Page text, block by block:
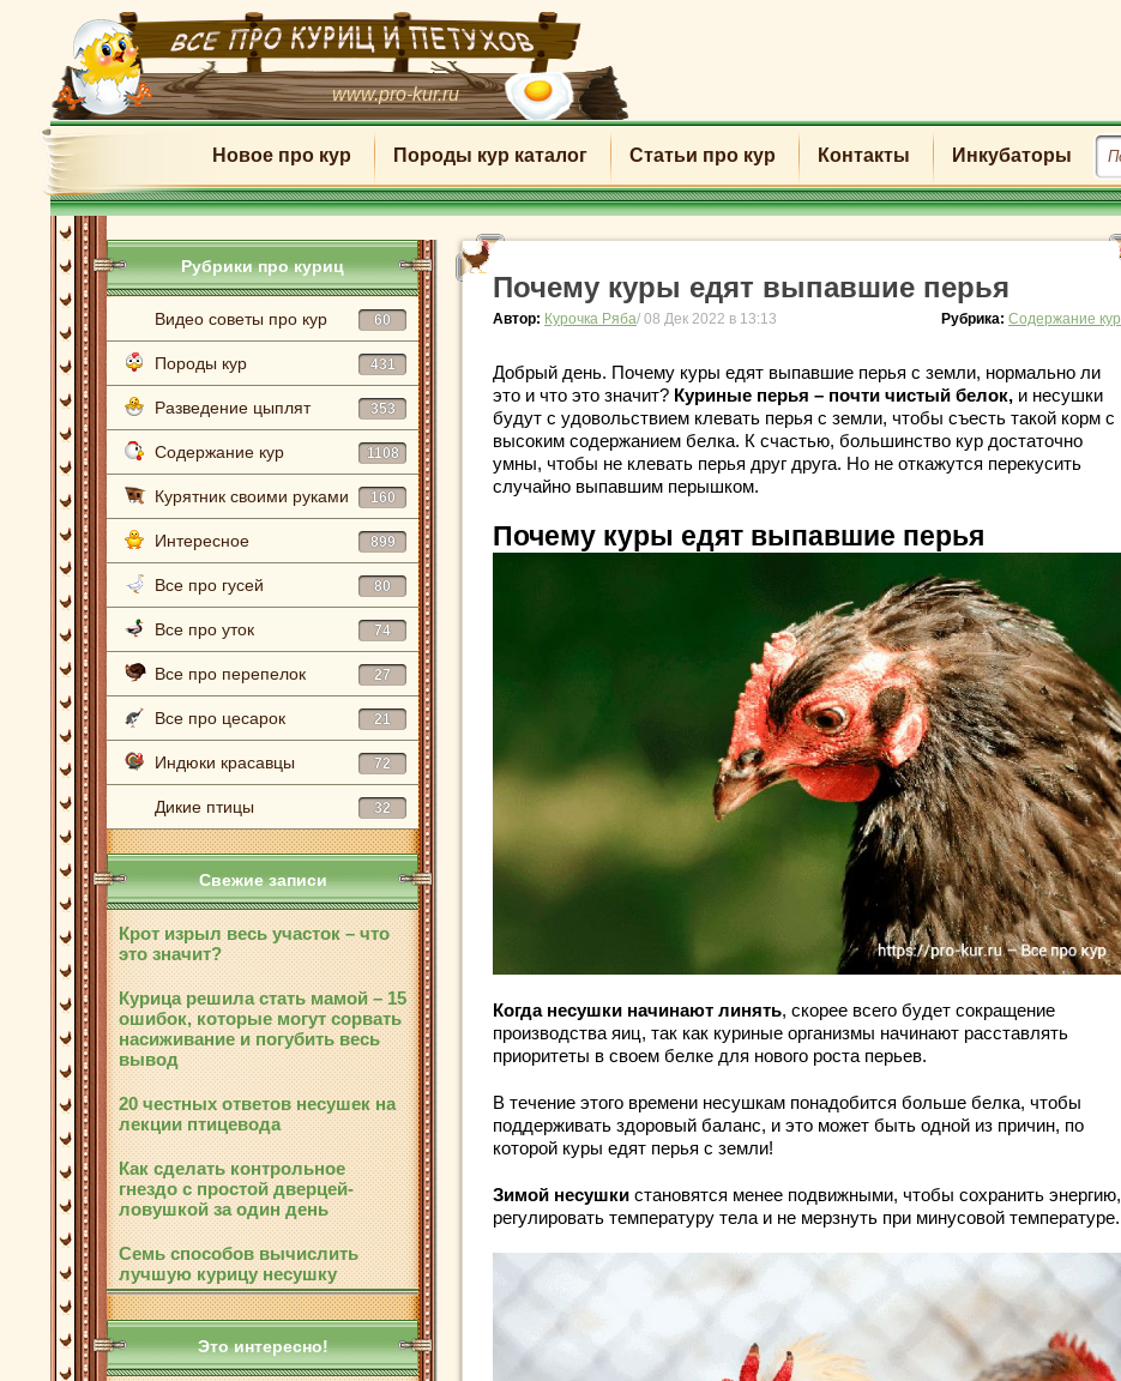
www.pro-kur.ru
Новое про кур Породы кур каталог Статьи про кур Контакты Инкубаторы
Рубрики про куриц
Видео советы про кур 60
Породы кур 431
Разведение цыплят 353
Содержание кур 1108
Курятник своими руками 160
Интересное 899
Все про гусей 80
Все про уток 74
Все про перепелок 27
Все про цесарок 21
Индюки красавцы 72
Дикие птицы 32
Свежие записи
Крот изрыл весь участок – что
это значит?
Курица решила стать мамой – 15
ошибок, которые могут сорвать
насиживание и погубить весь
вывод
20 честных ответов несушек на
лекции птицевода
Как сделать контрольное
гнездо с простой дверцей-
ловушкой за один день
Семь способов вычислить
лучшую курицу несушку
Это интересно!
Почему куры едят выпавшие перья
Автор: Курочка Ряба/ 08 Дек 2022 в 13:13 Рубрика: Содержание кур
Добрый день. Почему куры едят выпавшие перья с земли, нормально ли
это и что это значит? Куриные перья – почти чистый белок, и несушки
будут с удовольствием клевать перья с земли, чтобы съесть такой корм с
высоким содержанием белка. К счастью, большинство кур достаточно
умны, чтобы не клевать перья друг друга. Но не откажутся перекусить
случайно выпавшим перышком.
Почему куры едят выпавшие перья
Когда несушки начинают линять, скорее всего будет сокращение
производства яиц, так как куриные организмы начинают расставлять
приоритеты в своем белке для нового роста перьев.
В течение этого времени несушкам понадобится больше белка, чтобы
поддерживать здоровый баланс, и это может быть одной из причин, по
которой куры едят перья с земли!
Зимой несушки становятся менее подвижными, чтобы сохранить энергию,
регулировать температуру тела и не мерзнуть при минусовой температуре.